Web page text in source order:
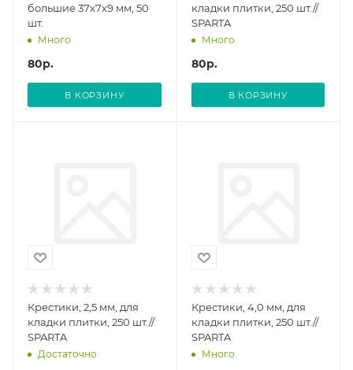
большие 37х7х9 мм, 50
шт.
Много
80р.
В КОРЗИНУ
кладки плитки, 250 шт.//
SPARTA
Много
80р.
В КОРЗИНУ
Крестики, 2,5 мм, для
кладки плитки, 250 шт.//
SPARTA
Достаточно
Крестики, 4,0 мм, для
кладки плитки, 250 шт.//
SPARTA
Много